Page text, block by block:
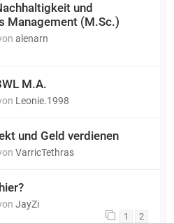
und
Management (M.Sc.)
alenarn
M.A.
Leonie.1998
und Geld verdienen
VarricTethras
JayZi
1 2